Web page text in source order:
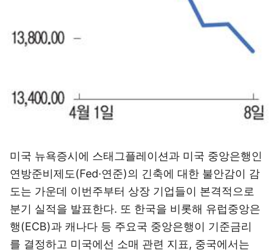
미국 뉴욕증시에 스태그플레이션과 미국 중앙은행인
연방준비제도(Fed·연준)의 긴축에 대한 불안감이 감
도는 가운데 이번주부터 상장 기업들이 본격적으로
분기 실적을 발표한다. 또 한국을 비롯해 유럽중앙은
행(ECB)과 캐나다 등 주요국 중앙은행이 기준금리
를 결정하고 미국에선 소매 관련 지표, 중국에서는